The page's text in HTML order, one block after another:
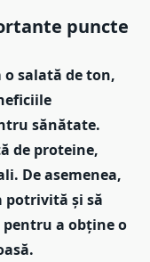
puncte
o salată de ton,
sănătate.
de proteine,
De asemenea,
potrivită și să
pentru a obține o